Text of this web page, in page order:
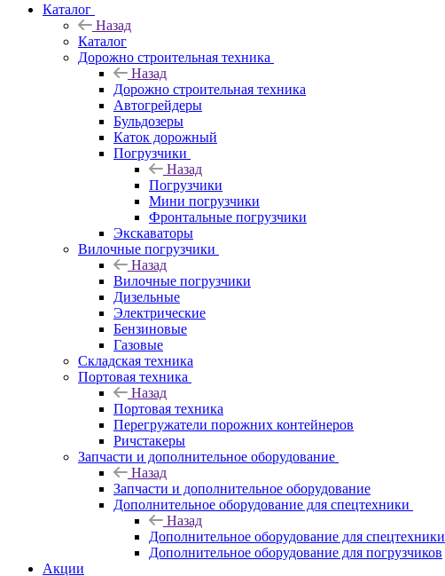
Каталог
Назад
Каталог
Дорожно строительная техника
Назад
Дорожно строительная техника
Автогрейдеры
Бульдозеры
Каток дорожный
Погрузчики
Назад
Погрузчики
Мини погрузчики
Фронтальные погрузчики
Экскаваторы
Вилочные погрузчики
Назад
Вилочные погрузчики
Дизельные
Электрические
Бензиновые
Газовые
Складская техника
Портовая техника
Назад
Портовая техника
Перегружатели порожних контейнеров
Ричстакеры
Запчасти и дополнительное оборудование
Назад
Запчасти и дополнительное оборудование
Дополнительное оборудование для спецтехники
Назад
Дополнительное оборудование для спецтехники
Дополнительное оборудование для погрузчиков
Акции